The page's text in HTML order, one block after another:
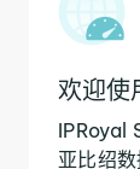
欢迎使
IPRoyal
亚比绍